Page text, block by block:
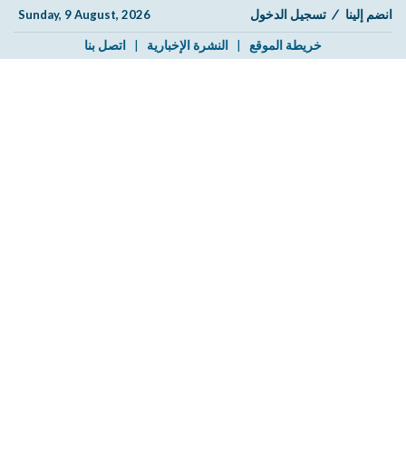
انضم إلينا / تسجيل الدخول Sunday, 9 August, 2026
خريطة الموقع | النشرة الإخبارية | اتصل بنا